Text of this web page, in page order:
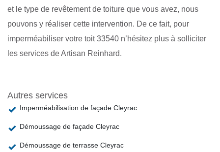
et le type de revêtement de toiture que vous avez, nous
pouvons y réaliser cette intervention. De ce fait, pour
imperméabiliser votre toit 33540 n’hésitez plus à solliciter
les services de Artisan Reinhard.
Autres services
Imperméabilisation de façade Cleyrac
Démoussage de façade Cleyrac
Démoussage de terrasse Cleyrac